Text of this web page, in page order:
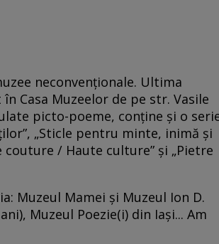
neconvenționale. Ultima
Casa Muzeelor de pe str. Vasile
picto-poeme, conține și o
„Sticle pentru minte, inimă și
couture / Haute culture” și „Pietre
Muzeul Mamei și Muzeul Ion D.
Muzeul Poezie(i) din Iași... Am